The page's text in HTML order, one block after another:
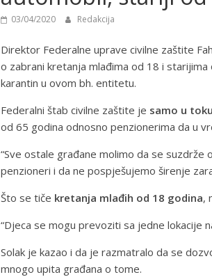
03/04/2020 Redakcija
Direktor Federalne uprave civilne zaštite
o zabrani kretanja mlađima od 18 i
karantin u ovom bh. entitetu.
Federalni štab civilne zaštite je samo u
od 65 godina odnosno penzionerima da u
“Sve ostale građane molimo da se
penzioneri i da ne pospješujemo širenje
Što se tiče kretanja mlađih od 18 godina,
“Djeca se mogu prevoziti sa jedne lokacije
Solak je kazao i da je razmatralo da se
mnogo upita građana o tome.